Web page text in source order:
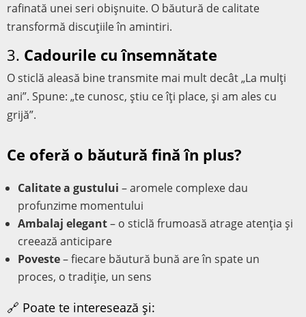
rafinată unei seri obișnuite. O băutură de calitate
transformă discuțiile în amintiri.
3. Cadourile cu însemnătate
O sticlă aleasă bine transmite mai mult decât „La mulți
ani”. Spune: „te cunosc, știu ce îți place, și am ales cu
grijă”.
Ce oferă o băutură fină în plus?
Calitate a gustului – aromele complexe dau
profunzime momentului
Ambalaj elegant– o sticlă frumoasă atrage atenția și
creează anticipare
Poveste– fiecare băutură bună are în spate un
proces, o tradiție, un sens
🔗 Poate te interesează și: